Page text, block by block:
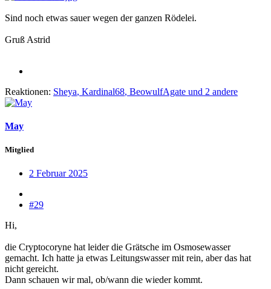
Sind noch etwas sauer wegen der ganzen Rödelei.
Gruß Astrid
Reaktionen: Sheya, Kardinal68, BeowulfAgate und 2 andere
May
Mitglied
2 Februar 2025
#29
Hi,
die Cryptocoryne hat leider die Grätsche im Osmosewasser
gemacht. Ich hatte ja etwas Leitungswasser mit rein, aber das hat
nicht gereicht.
Dann schauen wir mal, ob/wann die wieder kommt.